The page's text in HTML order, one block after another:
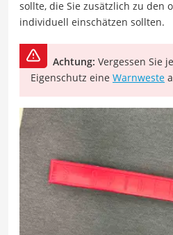
sollte, die Sie zusätzlich zu den
individuell einschätzen sollten.
Achtung: Vergessen Sie
Eigenschutz eine Warnweste